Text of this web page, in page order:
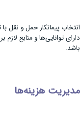
انتخاب پیمانکار حمل و نقل
دارای توانایی‌ها و منابع
باشد.
مدیریت هزینه‌ها